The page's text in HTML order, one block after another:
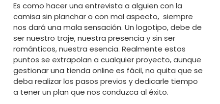
Es como hacer una entrevista a alguien con la
camisa sin planchar o con mal aspecto, siempre
nos dará una mala sensación. Un logotipo, debe de
ser nuestro traje, nuestra presencia y sin ser
románticos, nuestra esencia. Realmente estos
puntos se extrapolan a cualquier proyecto, aunque
gestionar una tienda online es fácil, no quita que se
deba realizar los pasos previos y dedicarle tiempo
a tener un plan que nos conduzca al éxito.